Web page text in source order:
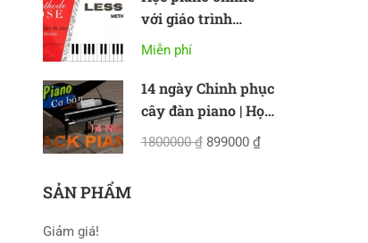
với giáo trình
Methode Rose
Miễn phí
14 ngày Chinh phục
cây đàn piano | Học
piano online cơ bản
1800000 ₫ 899000 ₫
SẢN PHẨM
Giảm giá!